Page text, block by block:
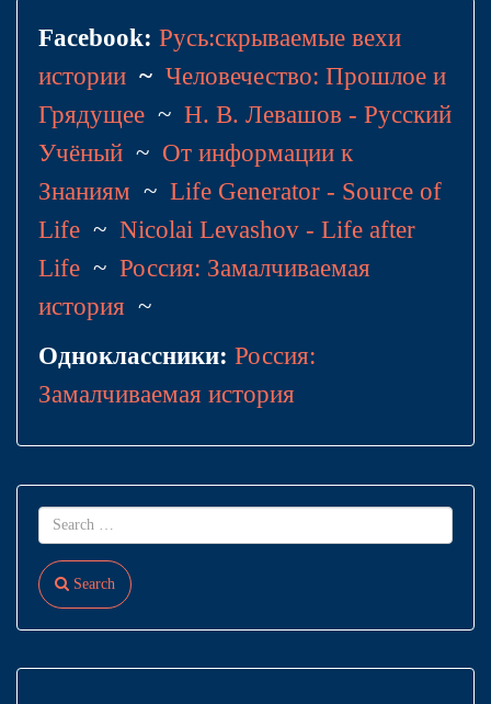
Facebook: Русь:скрываемые вехи
истории ~ Человечество: Прошлое и
Грядущее ~ Н. В. Левашов - Русский
Учёный ~ От информации к
Знаниям ~ Life Generator - Source of
Life ~ Nicolai Levashov - Life after
Life ~ Россия: Замалчиваемая
история ~
Одноклассники: Россия:
Замалчиваемая история
Search